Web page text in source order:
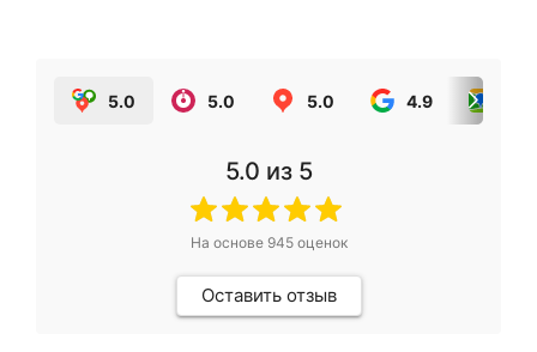
5.0 5.0 5.0 4.9
5.0 из 5
На основе 945оценок
Оставить отзыв